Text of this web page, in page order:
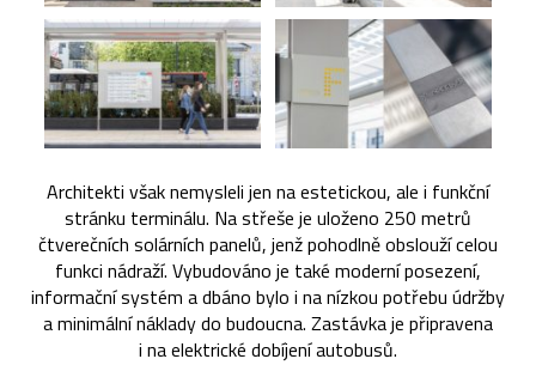
Architekti však nemysleli jen na estetickou, ale i funkční
stránku terminálu. Na střeše je uloženo 250 metrů
čtverečních solárních panelů, jenž pohodlně obslouží celou
funkci nádraží. Vybudováno je také moderní posezení,
informační systém a dbáno bylo i na nízkou potřebu údržby
a minimální náklady do budoucna. Zastávka je připravena
i na elektrické dobíjení autobusů.